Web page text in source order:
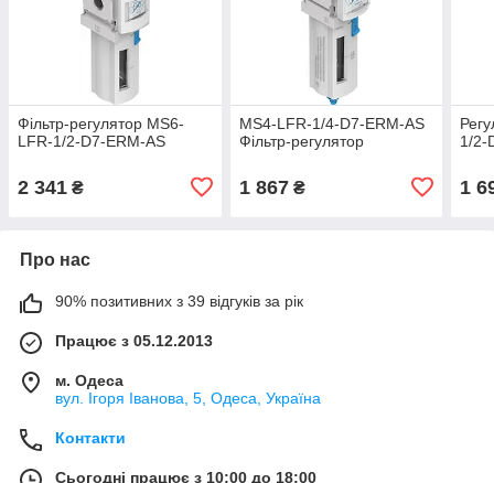
Фільтр-регулятор MS6-
LFR-1/2-D7-ERM-AS
2 341 ₴
MS4-LFR-1/4-D7-ERM-AS
Фільтр-регулятор
1 867₴
1/2-
1
Про нас
90% позитивних з 39 відгуків за рік
Працює з 05.12.2013
м. Одеса
вул. Ігоря Іванова, 5, Одеса, Україна
Контакти
Сьогодні працює з 10:00 до 18:00